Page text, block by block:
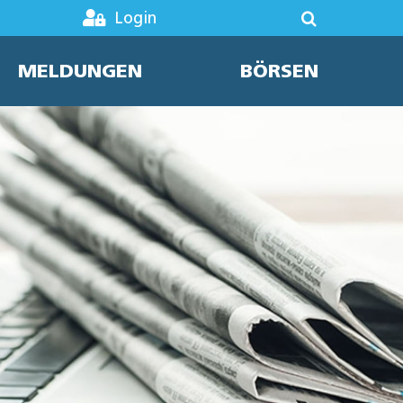
Login
MELDUNGEN BÖRSEN